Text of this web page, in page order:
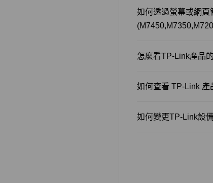
如何透過螢幕或網
怎麼看TP-Link產品
如何查看 TP-Link 產
如何變更TP-Link設